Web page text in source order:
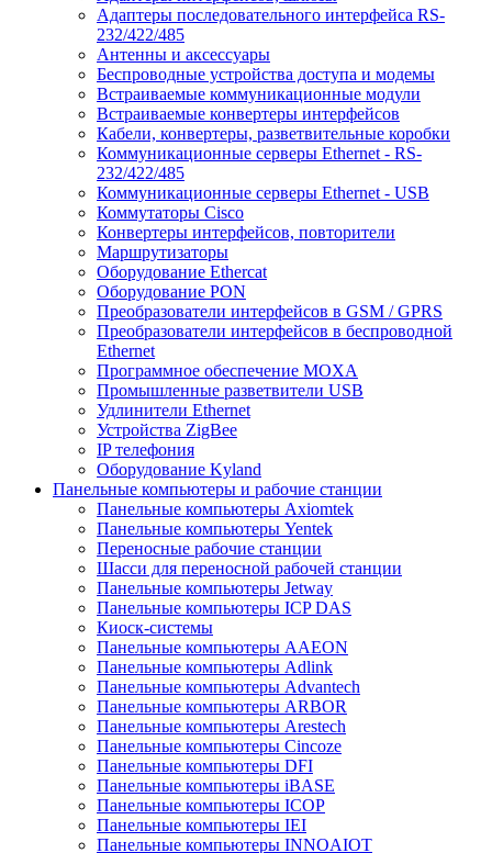
Адаптеры последовательного интерфейса RS-
232/422/485
Антенны и аксессуары
Беспроводные устройства доступа и модемы
Встраиваемые коммуникационные модули
Встраиваемые конвертеры интерфейсов
Кабели, конвертеры, разветвительные коробки
Коммуникационные серверы Ethernet - RS-
232/422/485
Коммуникационные серверы Ethernet - USB
Коммутаторы Cisco
Конвертеры интерфейсов, повторители
Маршрутизаторы
Оборудование Ethercat
Оборудование PON
Преобразователи интерфейсов в GSM / GPRS
Преобразователи интерфейсов в беспроводной
Ethernet
Программное обеспечение MOXA
Промышленные разветвители USB
Удлинители Ethernet
Устройства ZigBee
IP телефония
Оборудование Kyland
Панельные компьютеры и рабочие станции
Панельные компьютеры Axiomtek
Панельные компьютеры Yentek
Переносные рабочие станции
Шасси для переносной рабочей станции
Панельные компьютеры Jetway
Панельные компьютеры ICP DAS
Киоск-системы
Панельные компьютеры AAEON
Панельные компьютеры Adlink
Панельные компьютеры Advantech
Панельные компьютеры ARBOR
Панельные компьютеры Arestech
Панельные компьютеры Cincoze
Панельные компьютеры DFI
Панельные компьютеры iBASE
Панельные компьютеры ICOP
Панельные компьютеры IEI
Панельные компьютеры INNOAIOT